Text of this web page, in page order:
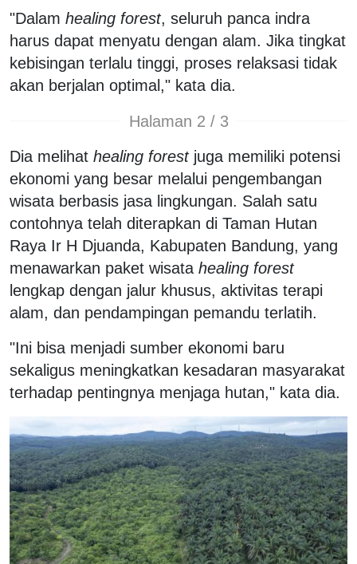
"Dalam healing forest, seluruh panca indra
harus dapat menyatu dengan alam. Jika tingkat
kebisingan terlalu tinggi, proses relaksasi tidak
akan berjalan optimal," kata dia.
Halaman 2 / 3
Dia melihat healing forestjuga memiliki potensi
ekonomi yang besar melalui pengembangan
wisata berbasis jasa lingkungan. Salah satu
contohnya telah diterapkan di Taman Hutan
Raya Ir H Djuanda, Kabupaten Bandung, yang
menawarkan paket wisata healing forest
lengkap dengan jalur khusus, aktivitas terapi
alam, dan pendampingan pemandu terlatih.
"Ini bisa menjadi sumber ekonomi baru
sekaligus meningkatkan kesadaran masyarakat
terhadap pentingnya menjaga hutan," kata dia.